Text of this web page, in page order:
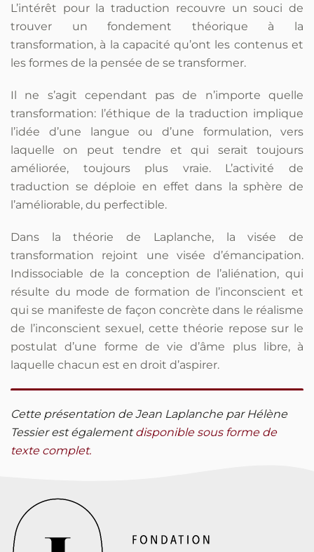
L’intérêt pour la traduction recouvre un souci de
trouver un fondement théorique à la
transformation, à la capacité qu’ont les contenus et
les formes de la pensée de se transformer.
Il ne s’agit cependant pas de n’importe quelle
transformation: l’éthique de la traduction implique
l’idée d’une langue ou d’une formulation, vers
laquelle on peut tendre et qui serait toujours
améliorée, toujours plus vraie. L’activité de
traduction se déploie en effet dans la sphère de
l’améliorable, du perfectible.
Dans la théorie de Laplanche, la visée de
transformation rejoint une visée d’émancipation.
Indissociable de la conception de l’aliénation, qui
résulte du mode de formation de l’inconscient et
qui se manifeste de façon concrète dans le réalisme
de l’inconscient sexuel, cette théorie repose sur le
postulat d’une forme de vie d’âme plus libre, à
laquelle chacun est en droit d’aspirer.
Cette présentation de Jean Laplanche par Hélène
Tessier est également disponible sous forme de
texte complet.